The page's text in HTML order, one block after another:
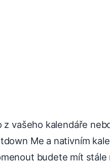
vašeho kalendáře
Me a nativním
budete mít